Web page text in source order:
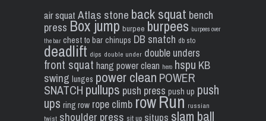
air squat Atlas stone back squat bench
press Box jump burpee burpees burpees over
the bar chest to bar chinups DB snatch db sto
deadlift dips double under double unders
front squat hang power clean hero hspu KB
swing lunges power clean POWER
SNATCH pullups push press push up push
ups ring row rope climb rowRun russian
twist shoulder press sit up situps slam ball